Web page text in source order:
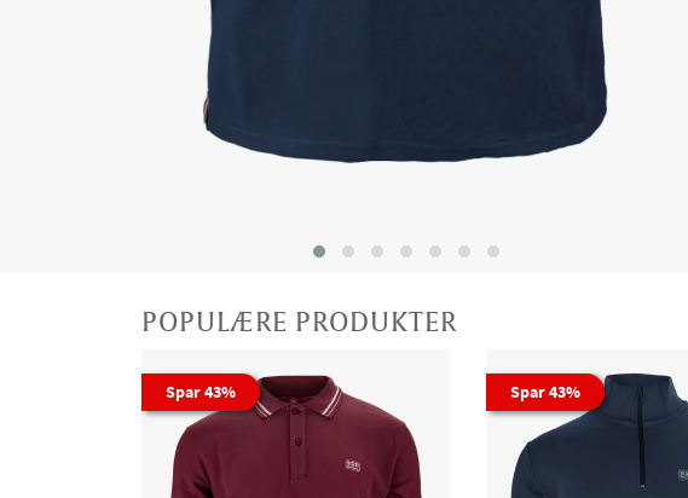
POPULÆRE PRODUKTER
Spar 43% Spar 43%